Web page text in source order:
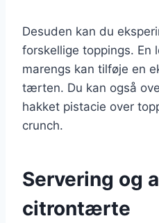
Desuden kan du
forskellige toppings. En
marengs kan tilføje en
tærten. Du kan også
hakket pistacie over
crunch.
Servering og
citrontærte